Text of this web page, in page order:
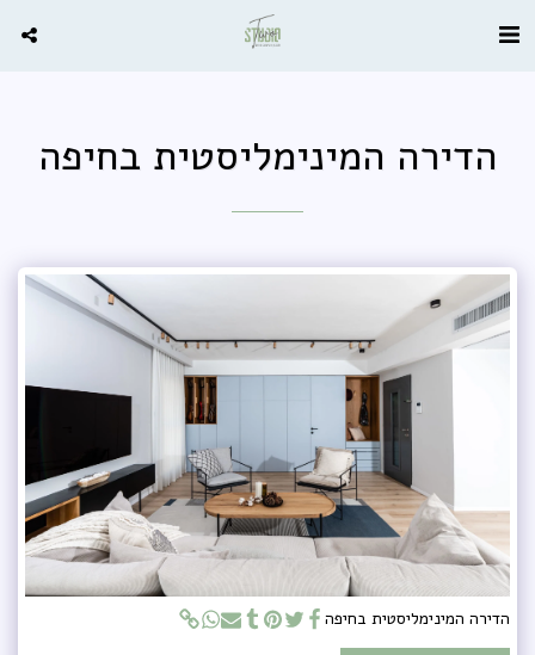
הדירה המינימליסטית בחיפה
הדירה המינימליסטית בחיפה